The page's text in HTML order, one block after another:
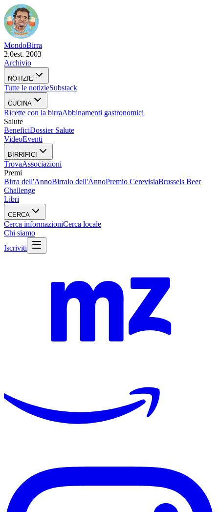
MondoBirra
2.0est. 2003
Archivio
NOTIZIE
Tutte le notizieSubstack
CUCINA
Ricette con la birraAbbinamenti gastronomici
Salute
BeneficiDossier Salute
VideoEventi
BIRRIFICI
TrovaAssociazioni
Premi
Birra dell'AnnoBirraio dell'AnnoPremio CerevisiaBrussels Beer
Challenge
Libri
CERCA
Cerca informazioniCerca locale
Chi siamo
Iscriviti